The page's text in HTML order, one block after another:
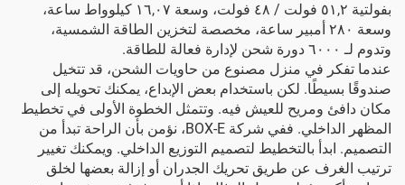
بفولتية ٥١,٢ فولت / ٤٨ فولت، وسعة ١٦,٠٧ كيلوواط ساعة،
وسعة ٢٨٠ أمبير ساعة، مخصصة لتخزين الطاقة الشمسية،
وتدوم لـ ٦٠٠٠ دورة شحن
لإدارة فعالة للطاقة.
عندما تفكر في منزل مصنوع من حاويات الشحن، قد تتخيل
صندوقًا بسيطًا. لكن باستخدام بعض الإبداع، يمكنك تحويله إلى
مكان دافئ ومريح للعيش فيه. وتتمثل الخطوة الأولى في تخطيط
المظهر الداخلي. ففي شركة BOX-E، نؤمن بأن الراحة تبدأ من
التصميم. ابدأ بالتخطيط لتصميم التوزيع الداخلي. ويمكنك تغيير
ترتيب الغرف عن طريق تحريك الجدران أو إزالة بعضها لخلق